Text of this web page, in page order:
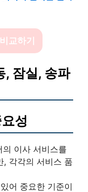
교하기
, 잠실, 송파
성
이사 서비스를
, 각각의 서비스 품
어 중요한 기준이